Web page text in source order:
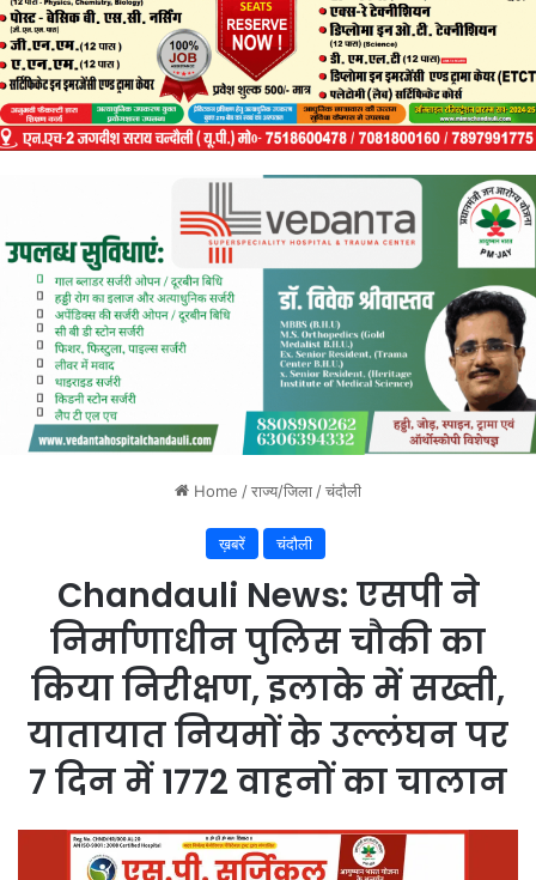
Home /राज्य/जिला/चंदौली
ख़बरें चंदौली
Chandauli News: एसपी ने
निर्माणाधीन पुलिस चौकी का
किया निरीक्षण, इलाके में सख्ती,
यातायात नियमों के उल्लंघन पर
7 दिन में 1772 वाहनों का चालान